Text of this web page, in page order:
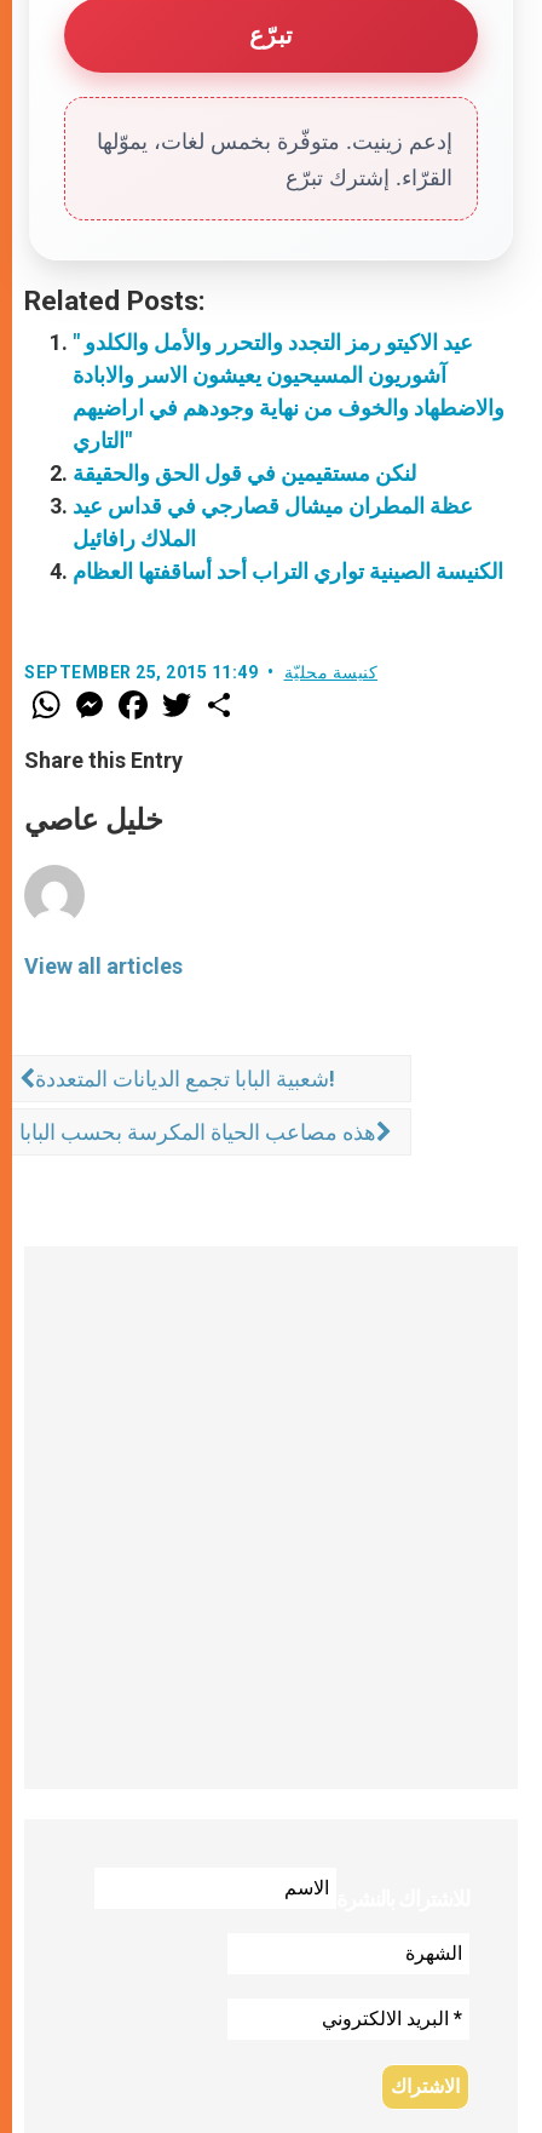
تبرّع
إدعم زينيت. متوفّرة بخمس لغات، يموّلها
القرّاء. إشترك تبرّع
Related Posts:
" عيد الاكيتو رمز التجدد والتحرر والأمل والكلدو
آشوريون المسيحيون يعيشون الاسر والابادة
والاضطهاد والخوف من نهاية وجودهم في اراضيهم
التاري"
لنكن مستقيمين في قول الحق والحقيقة
عظة المطران ميشال قصارجي في قداس عيد
الملاك رافائيل
الكنيسة الصينية تواري التراب أحد أساقفتها العظام
SEPTEMBER 25, 2015 11:49 كنيسة محليّة
W
h
t
s
p
p
M
e
s
e
g
e
F
a
e
b
o
k
w
Share this Entry
خليل عاصي
View all articles
شعبية البابا تجمع الديانات المتعددة!
هذه مصاعب الحياة المكرسة بحسب البابا